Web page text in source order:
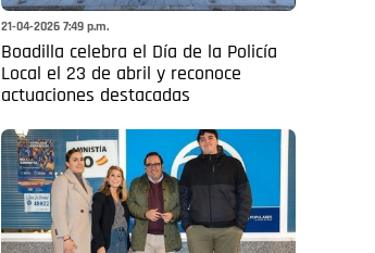
21-04-2026 7:49 p.m.
Boadilla celebra el Día de la Policía
Local el 23 de abril y reconoce
actuaciones destacadas